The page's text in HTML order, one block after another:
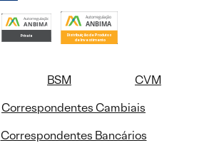
BSM
CVM
Correspondentes Cambiais
Correspondentes Bancários